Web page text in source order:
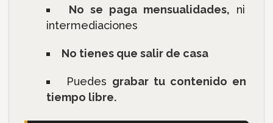
No se paga mensualidades, ni
intermediaciones
No tienes que salir de casa
Puedes grabar tu contenido en
tiempo libre.